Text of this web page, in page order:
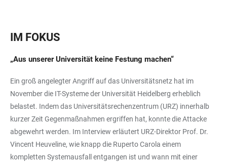
IM FOKUS
„Aus unserer Universität keine Festung machen“
Ein groß angelegter Angriff auf das Universitätsnetz hat im
November die IT-Systeme der Universität Heidelberg erheblich
belastet. Indem das Universitätsrechenzentrum (URZ) innerhalb
kurzer Zeit Gegenmaßnahmen ergriffen hat, konnte die Attacke
abgewehrt werden. Im Interview erläutert URZ-Direktor Prof. Dr.
Vincent Heuveline, wie knapp die Ruperto Carola einem
kompletten Systemausfall entgangen ist und wann mit einer